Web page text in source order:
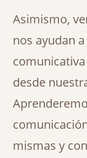
Asimismo,
nos ayudan
desde
mismas y